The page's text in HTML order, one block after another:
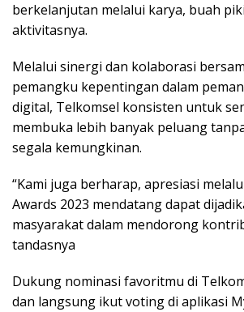
berkelanjutan melalui karya, buah
aktivitasnya.
Melalui sinergi dan kolaborasi
pemangku kepentingan dalam
digital, Telkomsel konsisten untuk
membuka lebih banyak peluang
segala kemungkinan.
“Kami juga berharap, apresiasi
Awards 2023 mendatang dapat
masyarakat dalam mendorong
tandasnya
Dukung nominasi favoritmu di
dan langsung ikut voting di aplikasi